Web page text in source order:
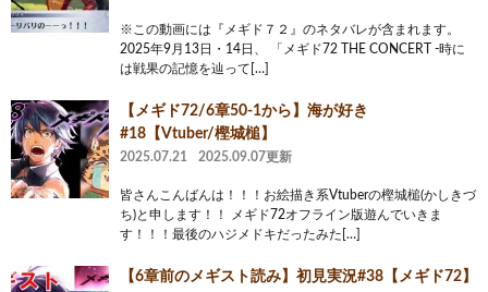
※この動画には『メギド７２』のネタバレが含まれます。
2025年9月13日・14日、 「メギド72 THE CONCERT -時に
は戦果の記憶を辿って[…]
【メギド72/6章50-1から】海が好き
#18【Vtuber/樫城槌】
2025.07.21 2025.09.07更新
皆さんこんばんは！！！お絵描き系Vtuberの樫城槌(かしきづ
ち)と申します！！ メギド72オフライン版遊んでいきま
す！！！最後のハジメドキだったみた[…]
【6章前のメギスト読み】初見実況#38【メギド72】